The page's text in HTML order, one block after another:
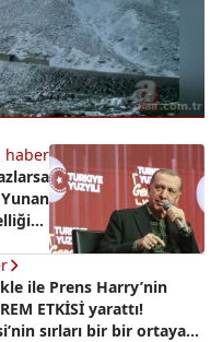
haber
ile Prens Harry’nin
ETKİSİ yarattı!
sırları bir bir ortaya